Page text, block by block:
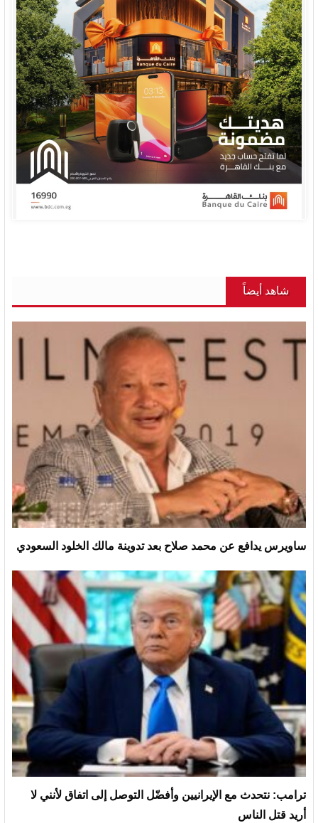
شاهد أيضاً
ساويرس يدافع عن محمد صلاح بعد تدوينة مالك الخلود السعودي
ترامب: نتحدث مع الإيرانيين وأفضّل التوصل إلى اتفاق لأنني لا
أريد قتل الناس